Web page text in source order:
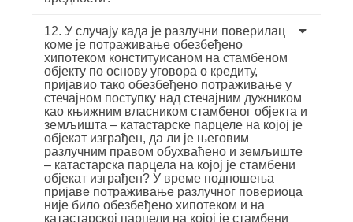
12. У случају када је разлучни поверилац
коме је потраживање обезбеђено
хипотеком конституисаном на стамбеном
објекту по основу уговора о кредиту,
пријавио тако обезбеђено потраживање у
стечајном поступку над стечајним дужником
као књижним власником стамбеног објекта и
земљишта – катастарске парцеле на којој је
објекат изграђен, да ли је његовим
разлучним правом обухваћено и земљиште
– катастарска парцела на којој је стамбени
објекат изграђен? У време подношења
пријаве потраживање разлучног повериоца
није било обезбеђено хипотеком и на
катастарској парцели на којој је стамбени